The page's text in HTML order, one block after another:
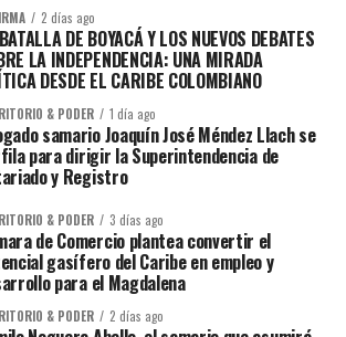
2 días ago
DE BOYACÁ Y LOS NUEVOS DEBATES
LA INDEPENDENCIA: UNA MIRADA
DESDE EL CARIBE COLOMBIANO
& PODER 1 día ago
samario Joaquín José Méndez Llach se
para dirigir la Superintendencia de
y Registro
& PODER 3 días ago
de Comercio plantea convertir el
gasífero del Caribe en empleo y
para el Magdalena
& PODER 2 días ago